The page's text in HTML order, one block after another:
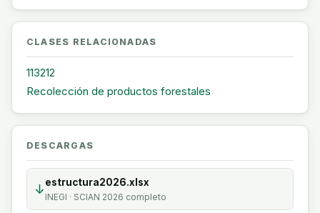
CLASES RELACIONADAS
113212
Recolección de productos forestales
DESCARGAS
↓estructura2026.xlsx
INEGI · SCIAN 2026 completo